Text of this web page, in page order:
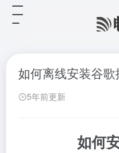
如何离线安装谷歌
5年前更新
如何